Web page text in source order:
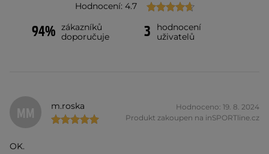
Hodnocení: 4.7
94% zákazníků
doporučuje
3
hodnocení
uživatelů
MM m.roska
Hodnoceno: 19. 8. 2024
Produkt zakoupen na inSPORTline.cz
OK.